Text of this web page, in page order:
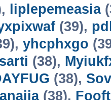
liplepemeasia
(39),
yhcphxgo
(38),
(38),
(38),